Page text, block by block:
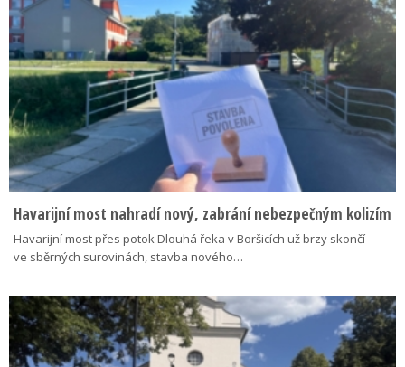
Havarijní most nahradí nový, zabrání nebezpečným kolizím
Havarijní most přes potok Dlouhá řeka v Boršicích už brzy skončí
ve sběrných surovinách, stavba nového…